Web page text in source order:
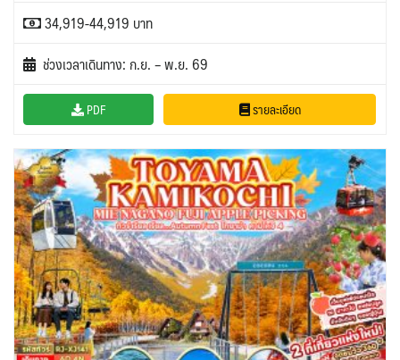
34,919-44,919 บาท
ช่วงเวลาเดินทาง: ก.ย. – พ.ย. 69
PDF รายละเอียด